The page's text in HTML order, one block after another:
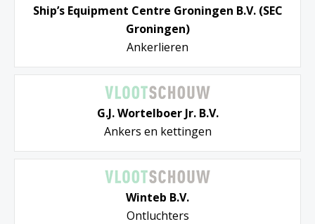
Ship’s Equipment Centre Groningen B.V. (SEC
Groningen)
Ankerlieren
G.J. Wortelboer Jr. B.V.
Ankers en kettingen
Winteb B.V.
Ontluchters